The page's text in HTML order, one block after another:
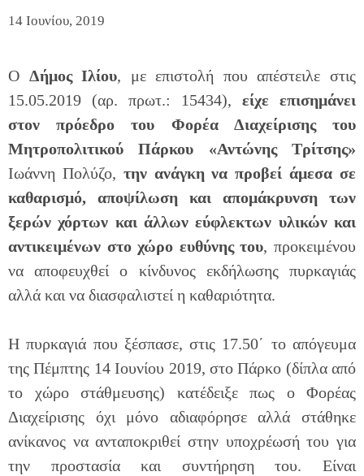
14 Ιουνίου, 2019
Ο Δήμος Ιλίου, με επιστολή που απέστειλε στις
15.05.2019 (αρ. πρωτ.: 15434), είχε επισημάνει
στον
πρόεδρο του Φορέα Διαχείρισης του
Μητροπολιτικού Πάρκου «Αντώνης Τρίτσης»
Ιωάννη Πολύζο, την ανάγκη να προβεί άμεσα σε
καθαρισμό, αποψίλωση και απομάκρυνση των
ξερών χόρτων και άλλων εύφλεκτων υλικών και
αντικειμένων στο χώρο ευθύνης του, προκειμένου
να αποφευχθεί ο κίνδυνος εκδήλωσης πυρκαγιάς
αλλά και να διασφαλιστεί η καθαριότητα.
Η πυρκαγιά που ξέσπασε, στις 17.50΄ το απόγευμα
της Πέμπτης 14 Ιουνίου 2019, στο Πάρκο (δίπλα από
το χώρο στάθμευσης) κατέδειξε πως ο Φορέας
Διαχείρισης όχι μόνο αδιαφόρησε αλλά στάθηκε
ανίκανος να ανταποκριθεί στην υποχρέωσή του για
την προστασία και συντήρηση του. Είναι